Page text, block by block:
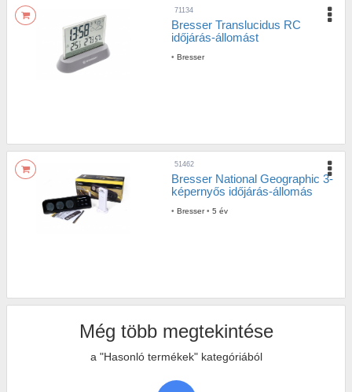
71134
Bresser Translucidus RC
időjárás-állomást
• Bresser
51462
Bresser National Geographic 3-
képernyős időjárás-állomás
• Bresser • 5 év
Még több megtekintése
a "Hasonló termékek" kategóriából